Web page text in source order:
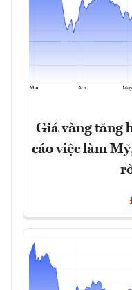
Giá vàng tăng
cáo việc làm